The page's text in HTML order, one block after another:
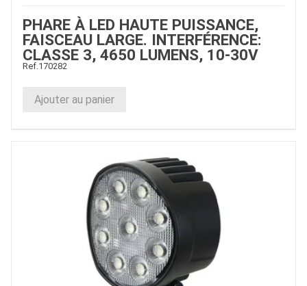
PHARE À LED HAUTE PUISSANCE,
FAISCEAU LARGE. INTERFÉRENCE:
CLASSE 3, 4650 LUMENS, 10-30V
Ref. 170282
Ajouter au panier